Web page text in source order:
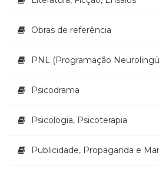
Televisão
Temas
(30)
Ocupacional
e
(65)
Obras de referência
PNL (Programação
Psicodrama
Psicologia, Psicoterapia
Publicidade, Propaganda e